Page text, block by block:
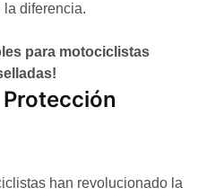
la diferencia.
para motociclistas
han revolucionado la